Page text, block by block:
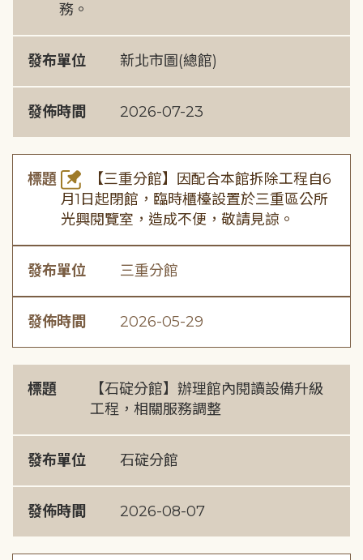
務。
發布單位 新北市圖(總館)
發佈時間 2026-07-23
標題
【三重分館】因配合本館拆除工程自6
月1日起閉館，臨時櫃檯設置於三重區公所
光興閱覽室，造成不便，敬請見諒。
發布單位 三重分館
發佈時間 2026-05-29
標題
【石碇分館】辦理館內閱讀設備升級
工程，相關服務調整
發布單位 石碇分館
發佈時間 2026-08-07